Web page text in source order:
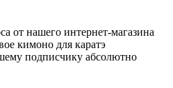
от нашего интернет-магазина
кимоно для каратэ
подписчику абсолютно